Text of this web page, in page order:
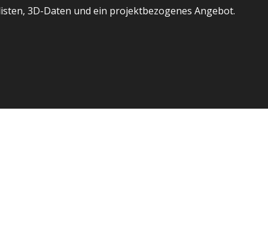
3D-Daten und ein projektbezogenes Angebot.